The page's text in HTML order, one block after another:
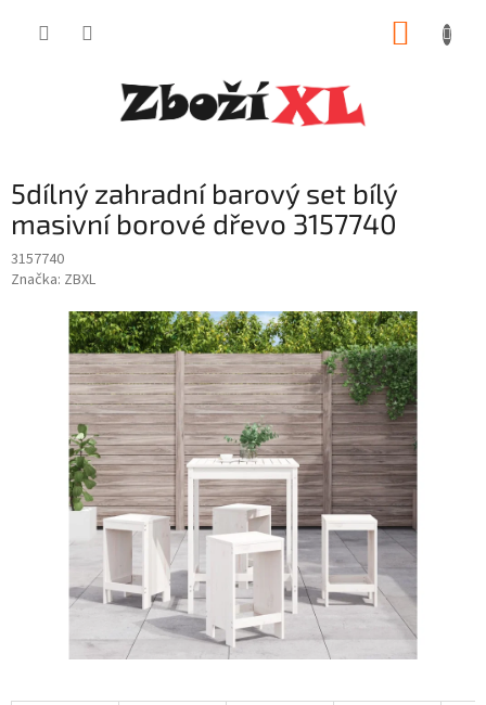
5dílný zahradní barový set bílý
masivní borové dřevo 3157740
3157740
Značka: ZBXL